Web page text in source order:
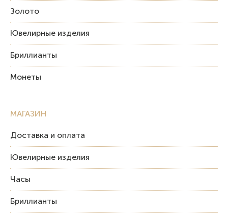
Золото
Ювелирные изделия
Бриллианты
Монеты
МАГАЗИН
Доставка и оплата
Ювелирные изделия
Часы
Бриллианты